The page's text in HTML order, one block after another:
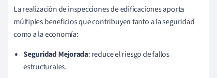
La realización de inspecciones de edificaciones aporta
múltiples beneficios que contribuyen tanto a la seguridad
como a la economía:
Seguridad Mejorada: reduce el riesgo de fallos
estructurales.